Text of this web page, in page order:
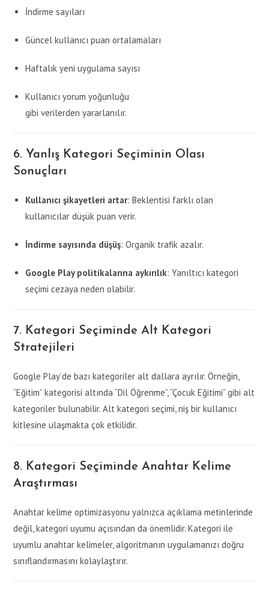
İndirme sayıları
Güncel kullanıcı puan ortalamaları
Haftalık yeni uygulama sayısı
Kullanıcı yorum yoğunluğu
gibi verilerden yararlanılır.
6. Yanlış Kategori Seçiminin Olası
Sonuçları
Kullanıcı şikayetleri artar: Beklentisi farklı olan
kullanıcılar düşük puan verir.
İndirme sayısında düşüş: Organik trafik azalır.
Google Play politikalarına aykırılık: Yanıltıcı kategori
seçimi cezaya neden olabilir.
7. Kategori Seçiminde Alt Kategori
Stratejileri
Google Play’de bazı kategoriler alt dallara ayrılır. Örneğin,
“Eğitim” kategorisi altında “Dil Öğrenme”, “Çocuk Eğitimi” gibi alt
kategoriler bulunabilir. Alt kategori seçimi, niş bir kullanıcı
kitlesine ulaşmakta çok etkilidir.
8. Kategori Seçiminde Anahtar Kelime
Araştırması
Anahtar kelime optimizasyonu yalnızca açıklama metinlerinde
değil, kategori uyumu açısından da önemlidir. Kategori ile
uyumlu anahtar kelimeler, algoritmanın uygulamanızı doğru
sınıflandırmasını kolaylaştırır.